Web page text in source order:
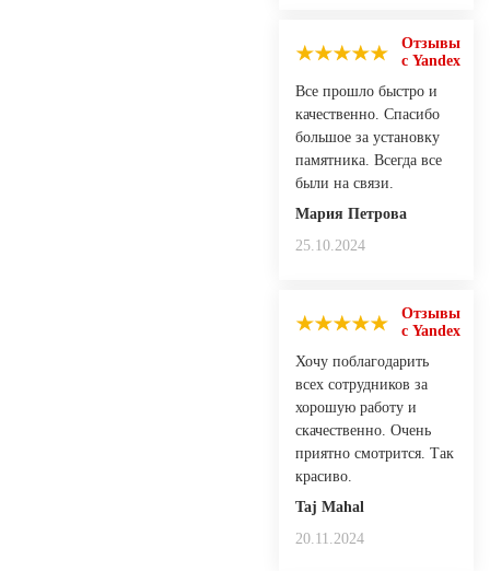
Отзывы
с Yandex
Все прошло быстро и
качественно. Спасибо
большое за установку
памятника. Всегда все
были на связи.
Мария Петрова
25.10.2024
Отзывы
с Yandex
Хочу поблагодарить
всех сотрудников за
хорошую работу и
скачественно. Очень
приятно смотрится. Так
красиво.
Taj Mahal
20.11.2024